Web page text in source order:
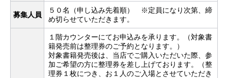
募集人員
５０名（申し込み先着順） ※定員になり次第、締
め切らせていただきます。
１階カウンターにてお申込みを承ります。（対象書
籍発売前は整理券のご予約となります。）
対象書籍発売後は、当店でご購入いただいた際、参
加ご希望の方に整理券を差し上げております。（整
理券１枚につき、お１人のご入場とさせていただき